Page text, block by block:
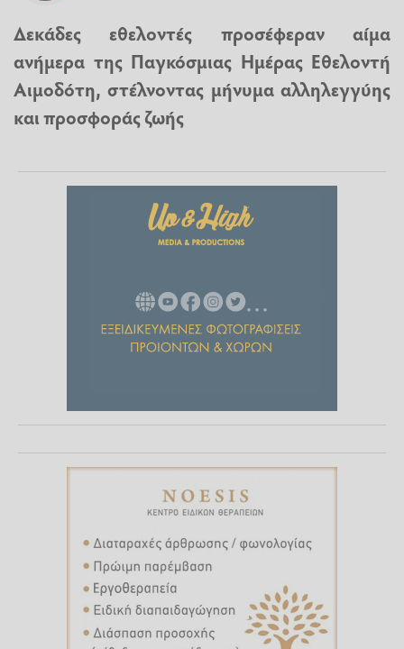
Δεκάδες εθελοντές προσέφεραν αίμα
ανήμερα της Παγκόσμιας Ημέρας Εθελοντή
Αιμοδότη, στέλνοντας μήνυμα αλληλεγγύης
και προσφοράς ζωής